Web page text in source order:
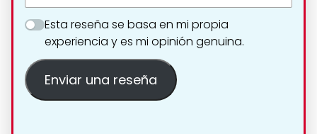
Esta reseña se basa en mi propia
experiencia y es mi opinión genuina.
Enviar una reseña